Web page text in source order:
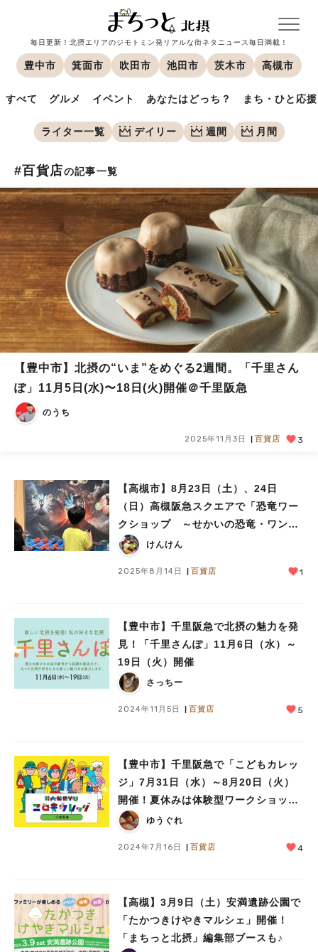
毎日更新！北摂エリアのジモトミン発リアルな街ネタニュース毎日満載！
豊中市 箕面市 吹田市 池田市 茨木市 高槻市
すべて グルメ イベント あなたはどっち？ まち・ひと応援
ライター一覧 デイリー 週間 月間
#百貨店の記事一覧
【豊中市】北摂の“いま”をめぐる2週間。「千里さん
ぽ」11月5日(水)〜18日(火)開催＠千里阪急
のうち
2025年11月3日 百貨店 3
【高槻市】8月23日（土）、24日
（日）高槻阪急スクエアで「恐竜ワー
クショップ ～せかいの恐竜・ワンダ
ーランド～」が開催！
けんけん
2025年8月14日 百貨店 1
【豊中市】千里阪急で北摂の魅力を発
見！「千里さんぽ」11月6日（水）～
19日（火）開催
さっちー
2024年11月5日 百貨店 5
【豊中市】千里阪急で「こどもカレッ
ジ」7月31日（水）～8月20日（火）
開催！夏休みは体験型ワークショップ
で自由研究＆思い出作り♪
ゆうぐれ
2024年7月16日 百貨店 4
【高槻】3月9日（土）安満遺跡公園で
「たかつきけやきマルシェ」開催！
「まちっと北摂」編集部ブースも♪